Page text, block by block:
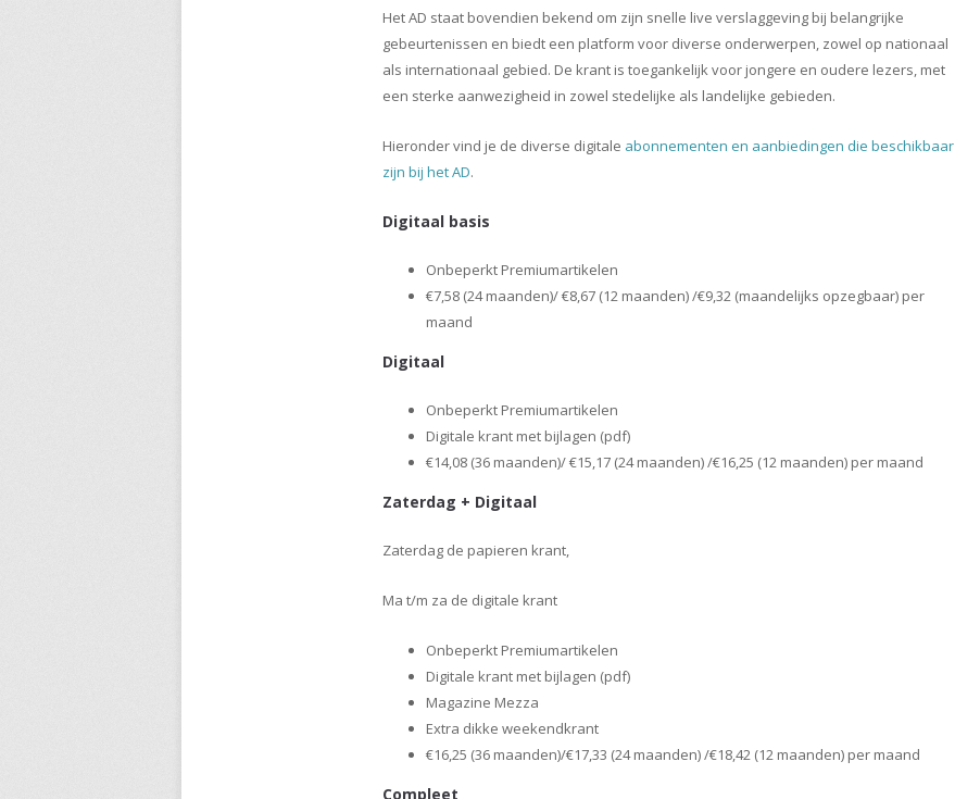
Het AD staat bovendien bekend om zijn snelle live verslaggeving bij belangrijke
gebeurtenissen en biedt een platform voor diverse onderwerpen, zowel op nationaal
als internationaal gebied. De krant is toegankelijk voor jongere en oudere lezers, met
een sterke aanwezigheid in zowel stedelijke als landelijke gebieden.
Hieronder vind je de diverse digitale abonnementen en aanbiedingen die beschikbaar
zijn bij het AD.
Digitaal basis
Onbeperkt Premiumartikelen
€7,58 (24 maanden)/ €8,67 (12 maanden) /€9,32 (maandelijks opzegbaar) per
maand
Digitaal
Onbeperkt Premiumartikelen
Digitale krant met bijlagen (pdf)
€14,08 (36 maanden)/ €15,17 (24 maanden) /€16,25 (12 maanden) per maand
Zaterdag + Digitaal
Zaterdag de papieren krant,
Ma t/m za de digitale krant
Onbeperkt Premiumartikelen
Digitale krant met bijlagen (pdf)
Magazine Mezza
Extra dikke weekendkrant
€16,25 (36 maanden)/€17,33 (24 maanden) /€18,42 (12 maanden) per maand
Compleet